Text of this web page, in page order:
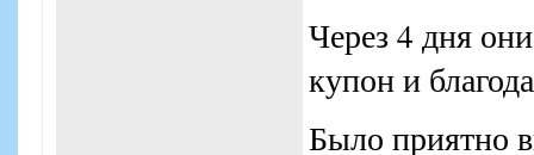
Через 4 дня
купон и
Было приятно